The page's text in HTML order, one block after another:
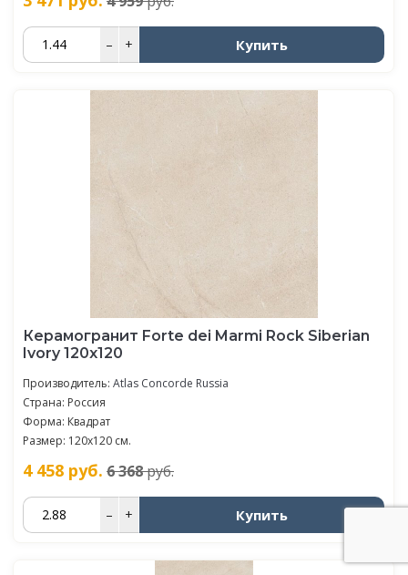
– + Купить
Керамогранит Forte dei Marmi Rock Siberian
Ivory 120x120
Производитель: Atlas Concorde Russia
Страна: Россия
Форма: Квадрат
Размер: 120x120 см.
4 458 руб. 6 368руб.
– + Купить